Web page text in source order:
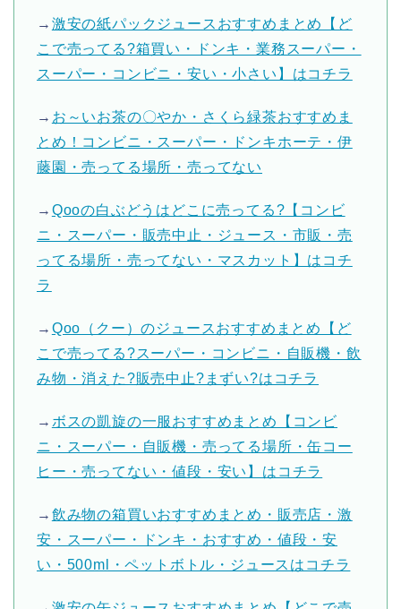
→ 激安の紙パックジュースおすすめまとめ【ど
こで売ってる?箱買い・ドンキ・業務スーパー・
スーパー・コンビニ・安い・小さい】はコチラ
→ お～いお茶の〇やか・さくら緑茶おすすめま
とめ！コンビニ・スーパー・ドンキホーテ・伊
藤園・売ってる場所・売ってない
→ Qooの白ぶどうはどこに売ってる?【コンビ
ニ・スーパー・販売中止・ジュース・市販・売
ってる場所・売ってない・マスカット】はコチ
ラ
→ Qoo（クー）のジュースおすすめまとめ【ど
こで売ってる?スーパー・コンビニ・自販機・飲
み物・消えた?販売中止?まずい?はコチラ
→ ボスの凱旋の一服おすすめまとめ【コンビ
ニ・スーパー・自販機・売ってる場所・缶コー
ヒー・売ってない・値段・安い】はコチラ
→ 飲み物の箱買いおすすめまとめ・販売店・激
安・スーパー・ドンキ・おすすめ・値段・安
い・500ml・ペットボトル・ジュースはコチラ